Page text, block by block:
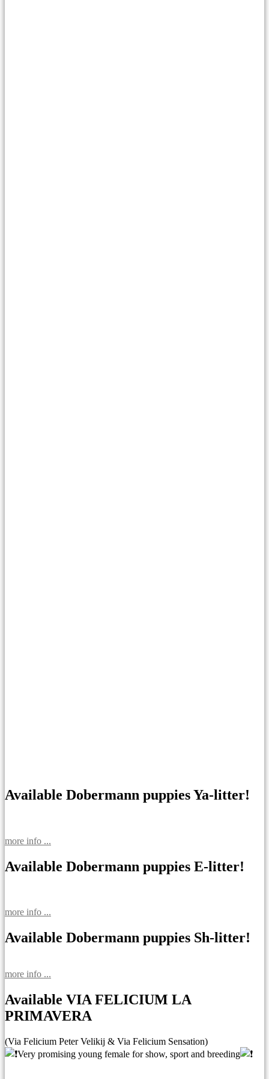
Available Dobermann puppies Ya-litter!
more info ...
Available Dobermann puppies E-litter!
more info ...
Available Dobermann puppies Sh-litter!
more info ...
Available VIA FELICIUM LA
PRIMAVERA
(Via Felicium Peter Velikij & Via Felicium Sensation)
Very promising young female for show, sport and breeding